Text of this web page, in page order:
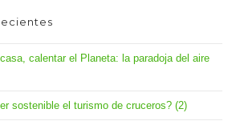
calentar el Planeta: la paradoja del aire
sostenible el turismo de cruceros? (2)